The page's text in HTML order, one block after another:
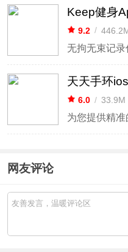
Keep健身
9.2 /
无拘无束记录
天天手环
6.0 / 33.9M
为您提供精
网友评论